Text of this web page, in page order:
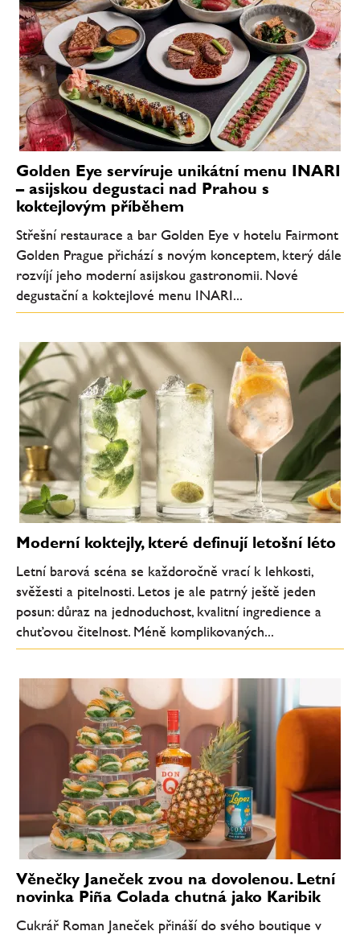
Golden Eye servíruje unikátní menu INARI
– asijskou degustaci nad Prahou s
koktejlovým příběhem
Střešní restaurace a bar Golden Eye v hotelu Fairmont
Golden Prague přichází s novým konceptem, který dále
rozvíjí jeho moderní asijskou gastronomii. Nové
degustační a koktejlové menu INARI...
Moderní koktejly, které definují letošní léto
Letní barová scéna se každoročně vrací k lehkosti,
svěžesti a pitelnosti. Letos je ale patrný ještě jeden
posun: důraz na jednoduchost, kvalitní ingredience a
chuťovou čitelnost. Méně komplikovaných...
Věnečky Janeček zvou na dovolenou. Letní
novinka Piña Colada chutná jako Karibik
Cukrář Roman Janeček přináší do svého boutique v